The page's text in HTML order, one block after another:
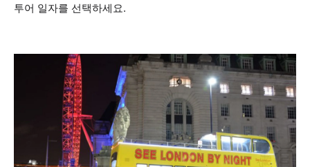
투어 일자를 선택하세요.